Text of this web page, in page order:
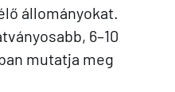
állományokat.
6–10
mutatja meg